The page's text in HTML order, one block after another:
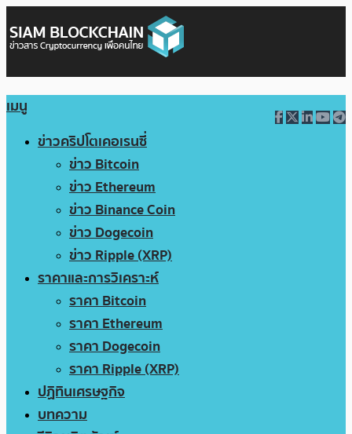
เมนู
ข่าวคริปโตเคอเรนซี่
ข่าว Bitcoin
ข่าว Ethereum
ข่าว Binance Coin
ข่าว Dogecoin
ข่าว Ripple (XRP)
ราคาและการวิเคราะห์
ราคา Bitcoin
ราคา Ethereum
ราคา Dogecoin
ราคา Ripple (XRP)
ปฏิทินเศรษฐกิจ
บทความ